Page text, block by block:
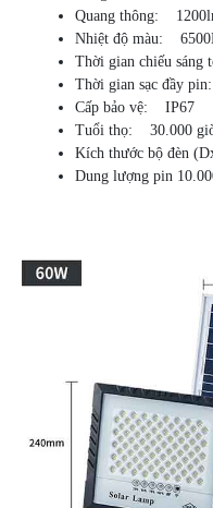
Quang thông:
Nhiệt độ màu:
Thời gian chiếu
Thời gian sạc đầy
Cấp bảo vệ: IP67
Tuổi thọ: 30.000
Kích thước bộ đèn
Dung lượng pin